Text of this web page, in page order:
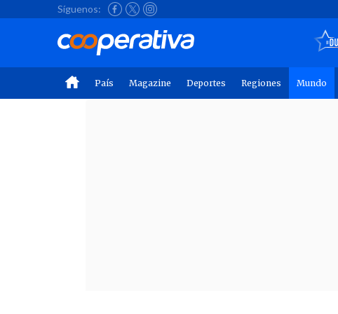
Síguenos:
País Magazine Deportes Regiones Mundo